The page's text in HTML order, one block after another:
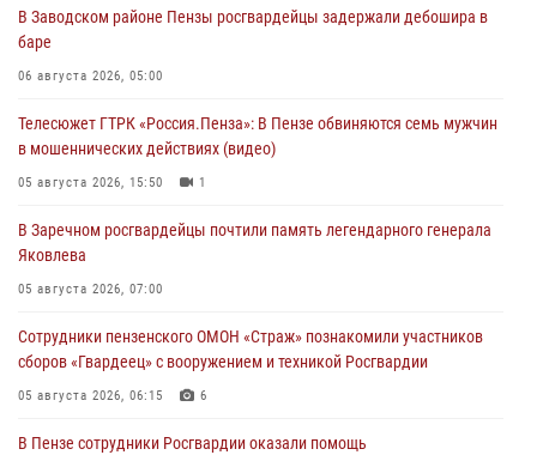
В Заводском районе Пензы росгвардейцы задержали дебошира в
баре
06 августа 2026, 05:00
Телесюжет ГТРК «Россия.Пенза»: В Пензе обвиняются семь мужчин
в мошеннических действиях (видео)
05 августа 2026, 15:50 1
В Заречном росгвардейцы почтили память легендарного генерала
Яковлева
05 августа 2026, 07:00
Сотрудники пензенского ОМОН «Страж» познакомили участников
сборов «Гвардеец» с вооружением и техникой Росгвардии
05 августа 2026, 06:15 6
В Пензе сотрудники Росгвардии оказали помощь